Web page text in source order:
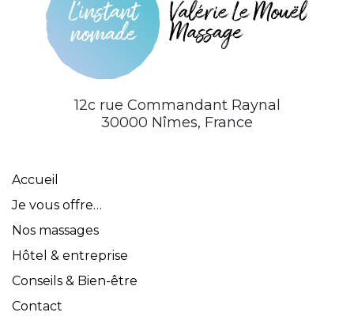
12c rue Commandant Raynal
30000 Nîmes, France
Accueil
Je vous offre…
Nos massages
Hôtel & entreprise
Conseils & Bien-être
Contact